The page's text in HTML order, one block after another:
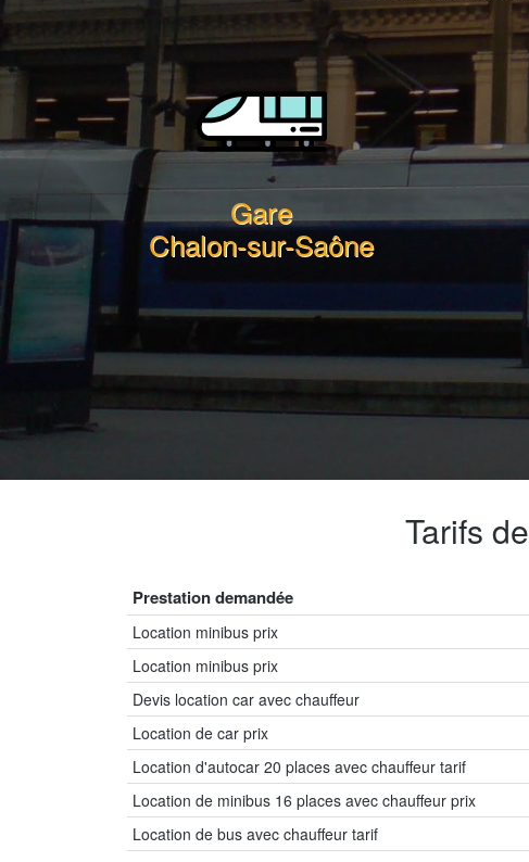
Gare
Chalon-sur-Saône
Tarifs de
Prestation demandée
Location minibus prix
Location minibus prix
Devis location car avec chauffeur
Location de car prix
Location d'autocar 20 places avec chauffeur tarif
Location de minibus 16 places avec chauffeur prix
Location de bus avec chauffeur tarif